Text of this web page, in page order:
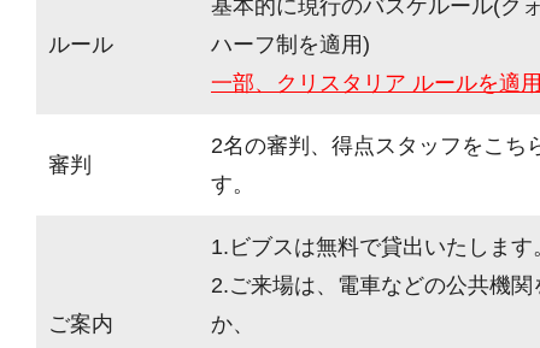
ルール
基本的に現行のバスケルール(ク
ハーフ制を適用)
一部、クリスタリア ルールを適
審判
2名の審判、得点スタッフをこち
す。
ご案内
1.ビブスは無料で貸出いたします
2.ご来場は、電車などの公共機
か、